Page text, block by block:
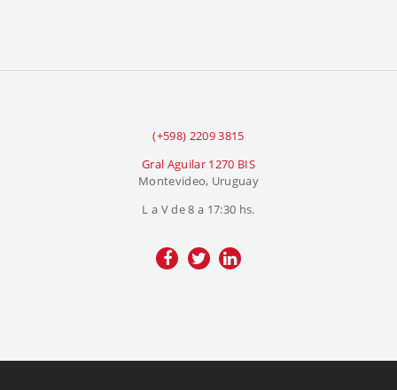
(+598) 2209 3815
Gral Aguilar 1270 BIS
Montevideo, Uruguay
L a V de 8 a 17:30 hs.